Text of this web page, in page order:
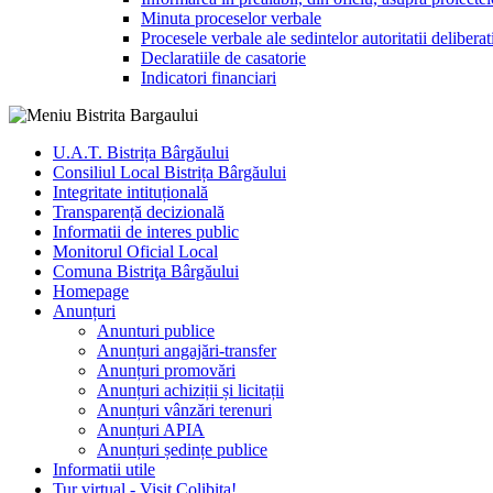
Minuta proceselor verbale
Procesele verbale ale sedintelor autoritatii
Declaratiile de casatorie
Indicatori financiari
U.A.T. Bistrița Bârgăului
Consiliul Local Bistrița Bârgăului
Integritate intituțională
Transparență decizională
Informatii de interes public
Monitorul Oficial Local
Comuna Bistriţa Bârgăului
Homepage
Anunțuri
Anunturi publice
Anunțuri angajări-transfer
Anunțuri promovări
Anunțuri achiziții și licitații
Anunțuri vânzări terenuri
Anunțuri APIA
Anunțuri ședințe publice
Informatii utile
Tur virtual - Visit Colibița!